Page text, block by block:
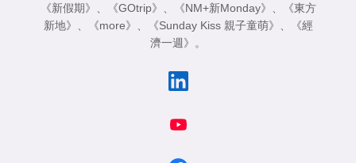
《新假期》
《GOtrip》 《NM+新Monday》
《東方
新地》
《more》 《Sunday Kiss 親子童萌》
《經
濟一週》
。